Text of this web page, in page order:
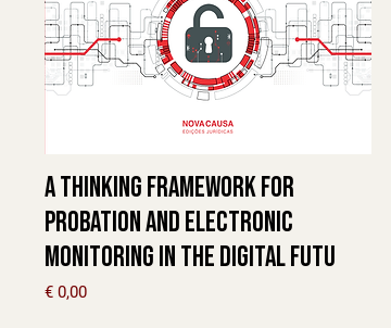
A thinking framework for
probation and electronic
monitoring in the digital futu
Preço
€ 0,00